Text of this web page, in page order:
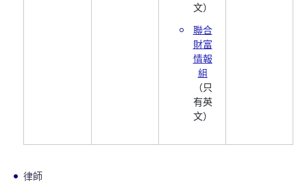
文）
聯合
財富
情報
組
（只
有英
文）
律師